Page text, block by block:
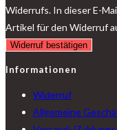
Widerrufs. In dieser E-
Artikel für den Widerruf
Widerruf bestätigen
Informationen
Widerruf
Allgemeine